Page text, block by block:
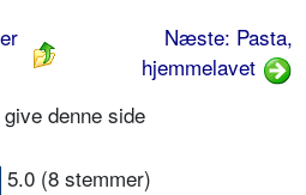
Næste: Pasta,
hjemmelavet
denne side
5.0 (8 stemmer)